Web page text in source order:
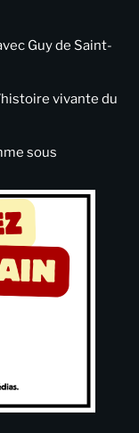
Guy de Saint-
vivante du
sous